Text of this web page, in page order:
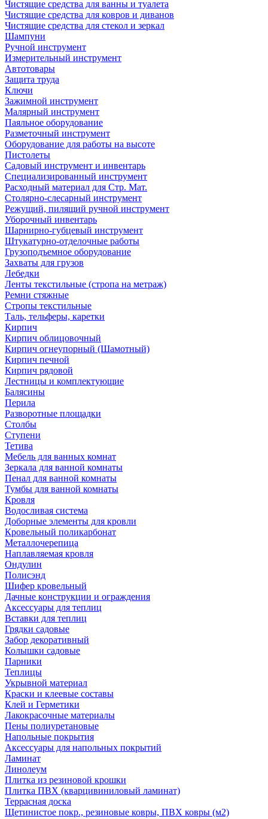
Чистящие средства для ванны и туалета
Чистящие средства для ковров и диванов
Чистящие средства для стекол и зеркал
Шампуни
Ручной инструмент
Измерительный инструмент
Автотовары
Защита труда
Ключи
Зажимной инструмент
Малярный инструмент
Паяльное оборудование
Разметочный инструмент
Оборудование для работы на высоте
Пистолеты
Садовый инструмент и инвентарь
Специализированный инструмент
Расходный материал для Стр. Мат.
Столярно-слесарный инструмент
Режущий, пилящий ручной инструмент
Уборочный инвентарь
Шарнирно-губцевый инструмент
Штукатурно-отделочные работы
Грузоподъемное оборудование
Захваты для грузов
Лебедки
Ленты текстильные (стропа на метраж)
Ремни стяжные
Стропы текстильные
Таль, тельферы, каретки
Кирпич
Кирпич облицовочный
Кирпич огнеупорный (Шамотный)
Кирпич печной
Кирпич рядовой
Лестницы и комплектующие
Балясины
Перила
Разворотные площадки
Столбы
Ступени
Тетива
Мебель для ванных комнат
Зеркала для ванной комнаты
Пенал для ванной комнаты
Тумбы для ванной комнаты
Кровля
Водосливая система
Доборные элементы для кровли
Кровельный поликарбонат
Металлочерепица
Наплавляемая кровля
Ондулин
Полисэнд
Шифер кровельный
Дачные конструкции и ограждения
Аксессуары для теплиц
Вставки для теплиц
Грядки садовые
Забор декоративный
Колышки садовые
Парники
Теплицы
Укрывной материал
Краски и клеевые составы
Клей и Герметики
Лакокрасочные материалы
Пены полиуретановые
Напольные покрытия
Аксессуары для напольных покрытий
Ламинат
Линолеум
Плитка из резиновой крошки
Плитка ПВХ (кварцивиниловый ламинат)
Террасная доска
Щетинистое покр., резиновые ковры, ПВХ ковры (м2)